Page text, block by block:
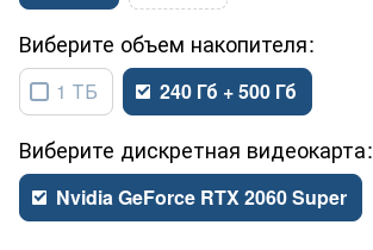
объем накопителя
1 ТБ 240 Гб + 500 Гб
дискретная видеокарта
Nvidia GeForce RTX 2060 Super